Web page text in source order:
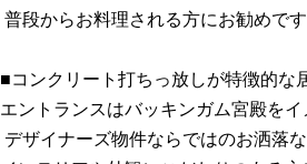
普段からお料理される方にお勧めで
■コンクリート打ちっ放しが特徴的な
エントランスはバッキンガム宮殿を
デザイナーズ物件ならではのお洒落